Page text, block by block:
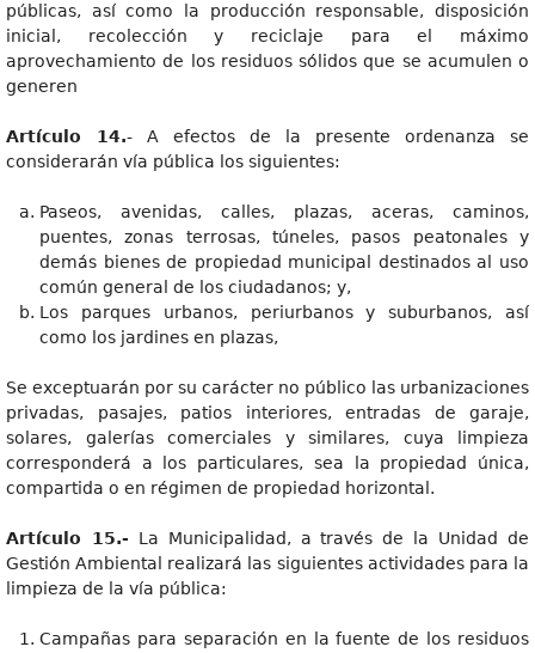
públicas, así como la producción responsable, disposición
inicial, recolección y reciclaje para el máximo
aprovechamiento de los residuos sólidos que se acumulen o
generen
Artículo 14.- A efectos de la presente ordenanza se
considerarán vía pública los siguientes:
Paseos, avenidas, calles, plazas, aceras, caminos,
puentes, zonas terrosas, túneles, pasos peatonales y
demás bienes de propiedad municipal destinados al uso
común general de los ciudadanos; y,
Los parques urbanos, periurbanos y suburbanos, así
como los jardines en plazas,
Se exceptuarán por su carácter no público las urbanizaciones
privadas, pasajes, patios interiores, entradas de garaje,
solares, galerías comerciales y similares, cuya limpieza
corresponderá a los particulares, sea la propiedad única,
compartida o en régimen de propiedad horizontal.
Artículo 15.- La Municipalidad, a través de la Unidad de
Gestión Ambiental realizará las siguientes actividades para la
limpieza de la vía pública:
Campañas para separación en la fuente de los residuos